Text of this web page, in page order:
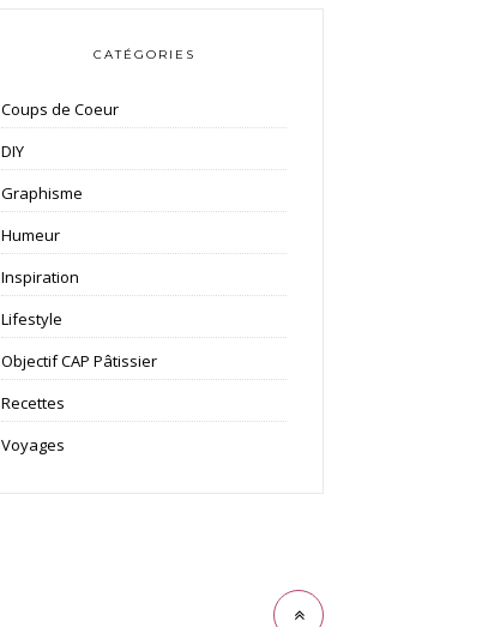
CATÉGORIES
Coups de Coeur
DIY
Graphisme
Humeur
Inspiration
Lifestyle
Objectif CAP Pâtissier
Recettes
Voyages